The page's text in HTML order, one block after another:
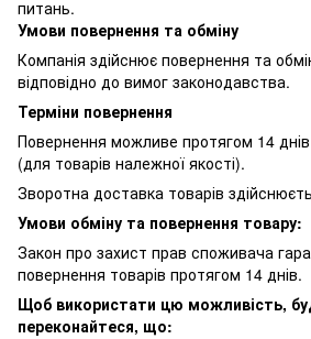
питань.
Умови повернення та обміну
Компанія здійснює повернення та
відповідно до вимог законодавства.
Терміни повернення
Повернення можливе протягом 14
(для товарів належної якості).
Зворотна доставка товарів
Умови обміну та повернення товару:
Закон про захист прав споживача
повернення товарів протягом 14 днів.
Щоб використати цю можливість,
переконайтеся, що: